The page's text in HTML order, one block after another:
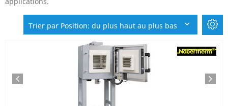
Trier par Position: du plus haut au plus bas